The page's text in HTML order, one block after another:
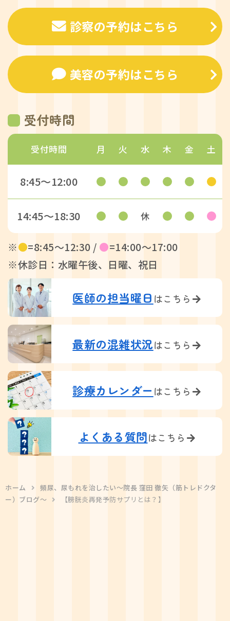
診察の予約はこちら
美容の予約はこちら
受付時間
受付時間 月 火 水 木 金 土
8:45〜12:00
14:45〜18:30 休
※●=8:45〜12:30 / ●=14:00〜17:00
※休診日：水曜午後、日曜、祝日
医師の担当曜日 はこちら
最新の混雑状況はこちら
診療カレンダーはこちら
よくある質問はこちら
ホーム
頻尿、尿もれを治したい〜院長 窪田 徹矢（筋トレドクタ
ー）ブログ〜
【膀胱炎再発予防サプリとは？】